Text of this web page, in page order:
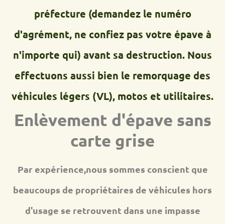
préfecture (demandez le numéro
d'agrément, ne confiez pas votre épave à
n'importe qui) avant sa destruction. Nous
effectuons aussi bien le remorquage des
véhicules légers (VL), motos et utilitaires.
Enlèvement d'épave sans
carte grise
Par expérience,nous sommes conscient que
beaucoups de propriétaires de véhicules hors
d'usage se retrouvent dans une impasse